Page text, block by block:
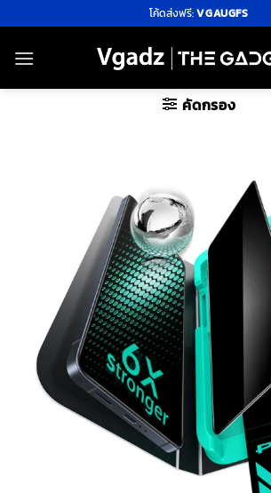
ไป
ยัง
โค้ดส่งฟรี:VGAUGFS
คัดกรอง